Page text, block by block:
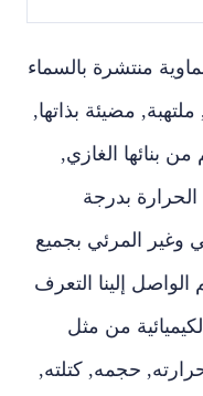
منتشرة بالسماء
مضيئة بذاتها‏,‏
بنائها الغازي‏,‏
بدرجة
وغير المرئي بجميع
إلينا التعرف
من مثل
حجمه‏,‏ كتلته‏,‏